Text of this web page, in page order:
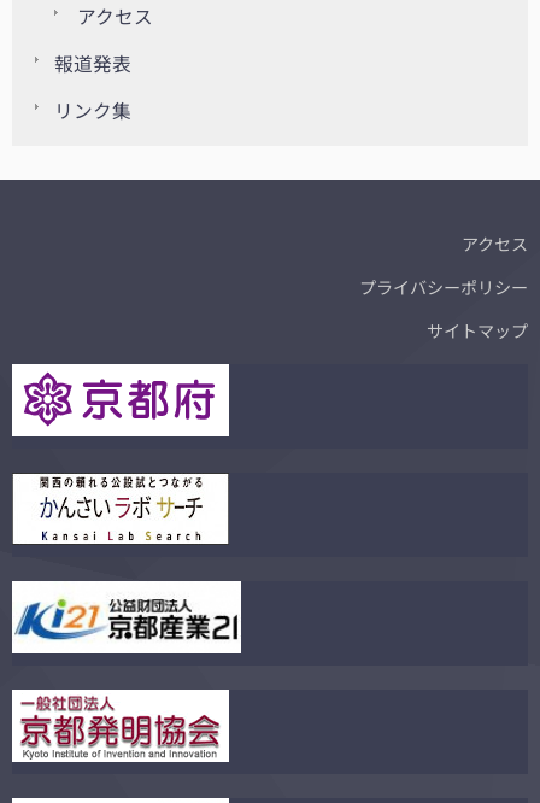
アクセス
報道発表
リンク集
アクセス
プライバシーポリシー
サイトマップ